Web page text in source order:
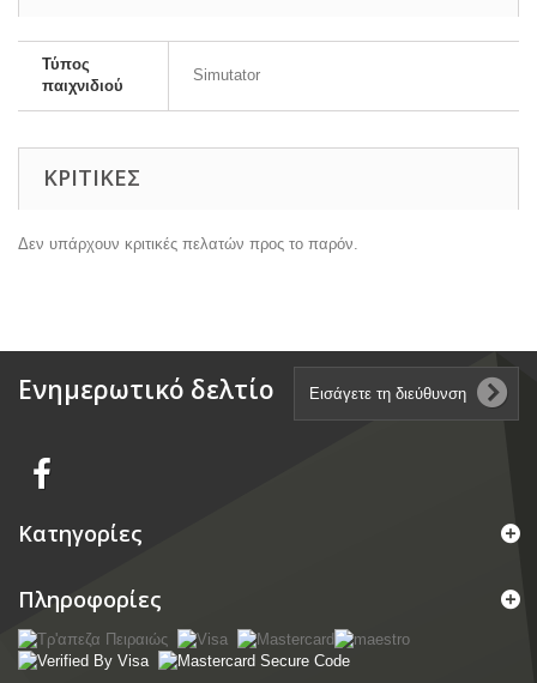
Τύπος
παιχνιδιού
Simutator
ΚΡΙΤΙΚΈΣ
Δεν υπάρχουν κριτικές πελατών προς το παρόν.
Ενημερωτικό δελτίο
Κατηγορίες
Πληροφορίες